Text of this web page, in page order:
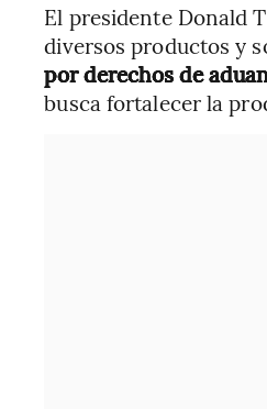
El presidente Donald
diversos productos y
por derechos de
busca fortalecer la